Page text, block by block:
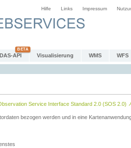
Hilfe Links Impressum
API Visualisierung WMS WFS
Service Interface Standard 2.0 (SOS 2.0)
bezogen werden und in eine